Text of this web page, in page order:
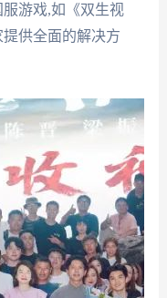
游戏,如《双生视
供全面的解决方